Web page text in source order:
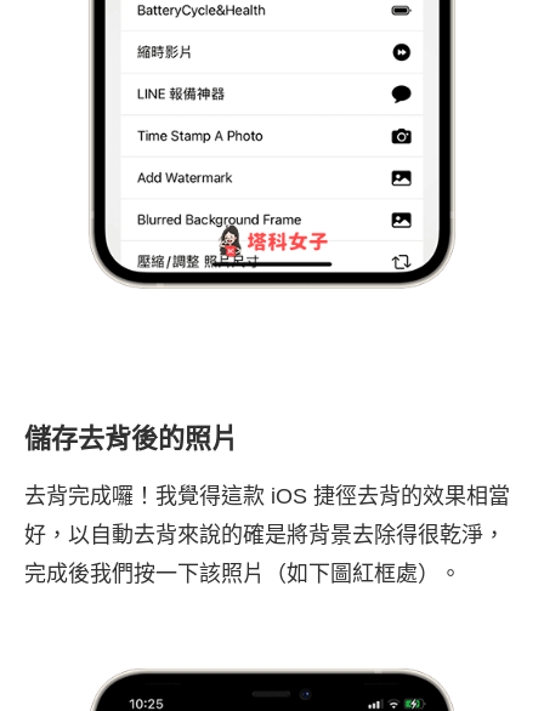
儲存去背後的照片
去背完成囉！我覺得這款 iOS 捷徑去背的效果相當
好，以自動去背來說的確是將背景去除得很乾淨，
完成後我們按一下該照片（如下圖紅框處）。